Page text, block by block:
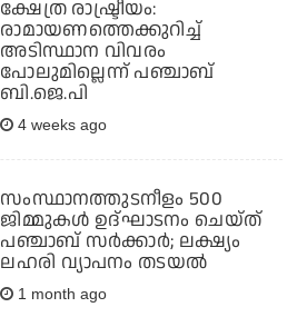
ക്ഷേത്ര രാഷ്ട്രീയം:
രാമായണത്തെക്കുറിച്ച്
അടിസ്ഥാന വിവരം
പോലുമില്ലെന്ന് പഞ്ചാബ്
ബി.ജെ.പി
4 weeks ago
സംസ്ഥാനത്തുടനീളം 500
ജിമ്മുകള്‍ ഉദ്ഘാടനം ചെയ്ത്
പഞ്ചാബ് സര്‍ക്കാര്‍; ലക്ഷ്യം
ലഹരി വ്യാപനം തടയല്‍
1 month ago